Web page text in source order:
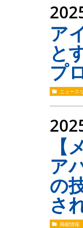
ア
と
プ
ニュース
ア
の
さ
掲載情報